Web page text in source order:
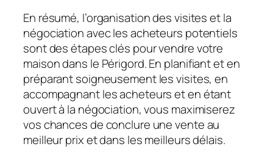
En résumé, l’organisation des visites et la
négociation avec les acheteurs potentiels
sont des étapes clés pour vendre votre
maison dans le Périgord. En planifiant et en
préparant soigneusement les visites, en
accompagnant les acheteurs et en étant
ouvert à la négociation, vous maximiserez
vos chances de conclure une vente au
meilleur prix et dans les meilleurs délais.